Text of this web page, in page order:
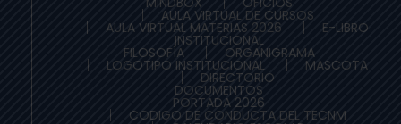
AULA VIRTUAL DE CURSOS
AULA VIRTUAL MATERIAS 2026 E-LIBRO
INSTITUCIONAL
FILOSOFÍA ORGANIGRAMA
LOGOTIPO INSTITUCIONAL MASCOTA
DIRECTORIO
DOCUMENTOS
PORTADA 2026
CODIGO DE CONDUCTA DEL TECNM